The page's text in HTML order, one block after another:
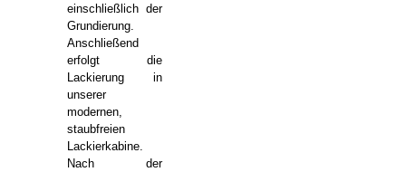
einschließlich der
Grundierung.
Anschließend
erfolgt die
Lackierung in
unserer
modernen,
staubfreien
Lackierkabine.
Nach der